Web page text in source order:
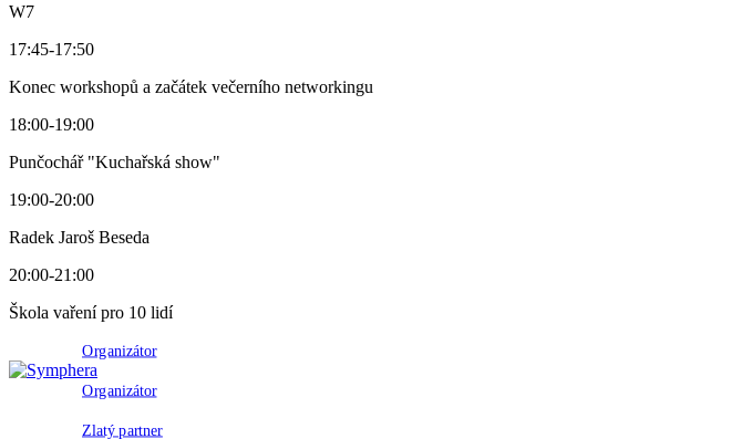
W7
17:45-17:50
Konec workshopů a začátek večerního networkingu
18:00-19:00
Punčochář "Kuchařská show"
19:00-20:00
Radek Jaroš Beseda
20:00-21:00
Škola vaření pro 10 lidí
Organizátor
Organizátor
Zlatý partner